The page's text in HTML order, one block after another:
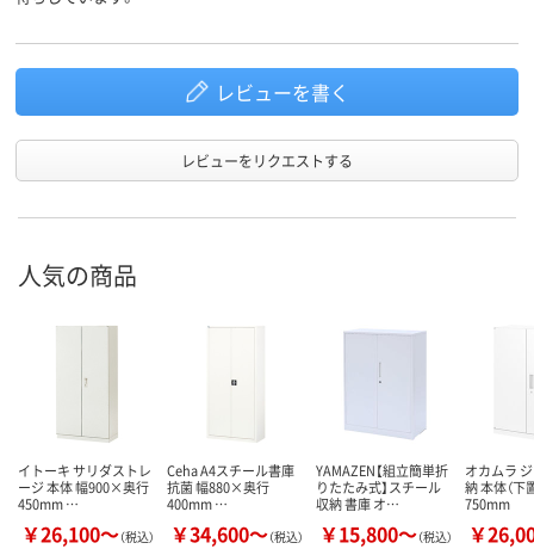
レビューを書く
レビューをリクエストする
人気の商品
イトーキ サリダストレ
ージ 本体 幅900×奥行
450mm …
￥26,100～（税込）
Ceha A4スチール書庫
抗菌 幅880×奥行
400mm …
￥34,600～（税込）
YAMAZEN【組立簡単折
りたたみ式】スチール
収納 書庫 オ…
￥15,800～（税込）
オカムラ
納 本体（下
750mm
￥